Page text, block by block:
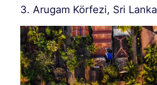
3. Arugam Körfezi, Sri Lanka